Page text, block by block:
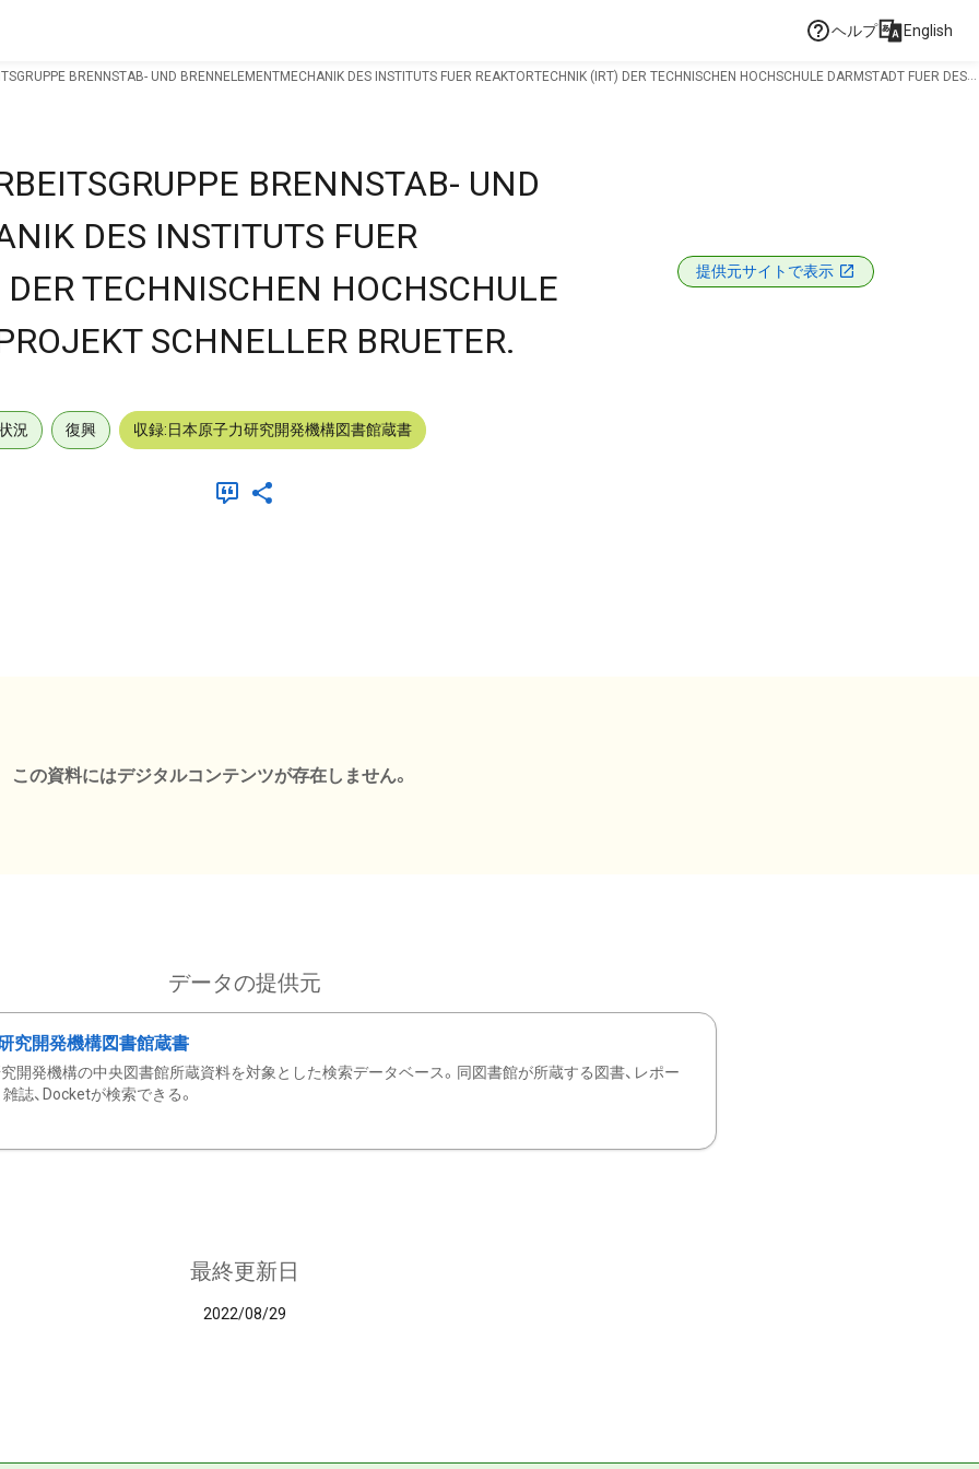
ヘルプ English
BRENNSTAB- UND BRENNELEMENTMECHANIK DES INSTITUTS FUER REAKTORTECHNIK (IRT) DER TECHNISCHEN HOCHSCHULE DARMSTADT FUER DES
BRENNSTAB- UND
DES INSTITUTS FUER
TECHNISCHEN HOCHSCHULE
SCHNELLER BRUETER.
提供元サイトで表示
況 復興 収録:日本原子力研究開発機構図書館蔵書
この資料にはデジタルコンテンツが存在しません。
データの提供元
究開発機構図書館蔵書
開発機構の中央図書館所蔵資料を対象とした検索データベース。同図書館が所蔵する図書、レポー
雑誌、Docketが検索できる。
最終更新日
2022/08/29